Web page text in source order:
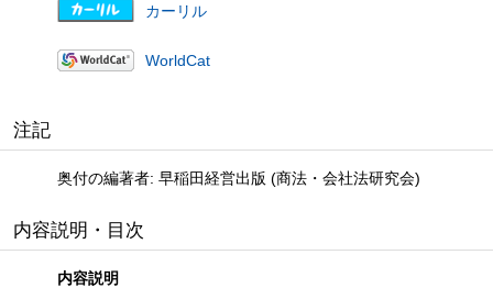
カーリル
WorldCat
注記
奥付の編著者: 早稲田経営出版 (商法・会社法研究会)
内容説明・目次
内容説明